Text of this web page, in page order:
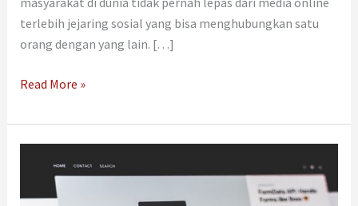
terlebih jejaring sosial yang bisa menghubungkan satu
orang dengan yang lain. […]
Read More »
Pembuatan